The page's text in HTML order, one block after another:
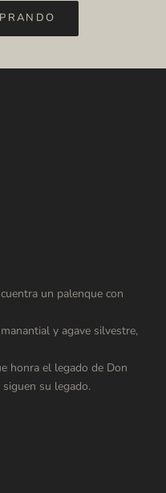
un palenque con
y agave silvestre,
honra el legado de Don
su legado.